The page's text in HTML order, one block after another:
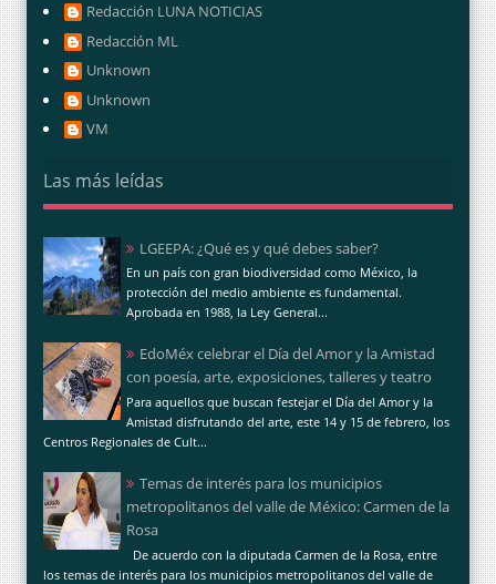
Redacción LUNA NOTICIAS
Redacción ML
Unknown
Unknown
VM
Las más leídas
LGEEPA: ¿Qué es y qué debes saber?
En un país con gran biodiversidad como México, la
protección del medio ambiente es fundamental.
Aprobada en 1988, la Ley General...
EdoMéx celebrar el Día del Amor y la Amistad
con poesía, arte, exposiciones, talleres y teatro
Para aquellos que buscan festejar el Día del Amor y la
Amistad disfrutando del arte, este 14 y 15 de febrero, los
Centros Regionales de Cult...
Temas de interés para los municipios
metropolitanos del valle de México: Carmen de la
Rosa
De acuerdo con la diputada Carmen de la Rosa, entre
los temas de interés para los municipios metropolitanos del valle de